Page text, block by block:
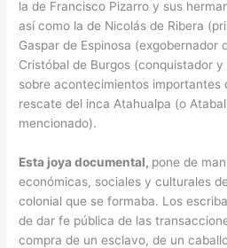
la de Francisco Pizarro y sus
así como la de Nicolás de Ribera
Gaspar de Espinosa (exgobernador
Cristóbal de Burgos (conquistador
sobre acontecimientos importantes
rescate del inca Atahualpa (o
mencionado).
Esta joya documental, pone de
económicas, sociales y culturales
colonial que se formaba. Los
de dar fe pública de las
compra de un esclavo, de un